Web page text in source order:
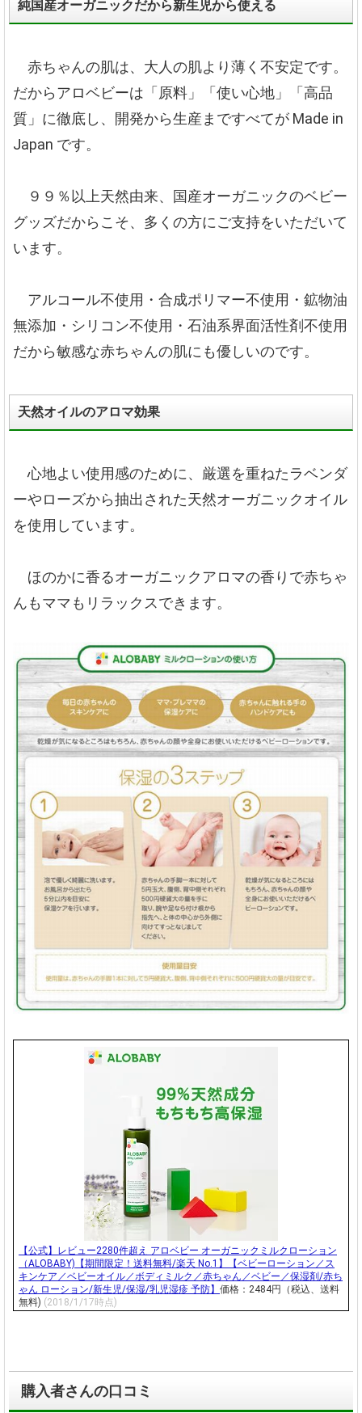
純国産オーガニックだから新生児から使える
赤ちゃんの肌は、大人の肌より薄く不安定です。
だからアロベビーは「原料」「使い心地」「高品
質」に徹底し、開発から生産まですべてが Made in
Japan です。
９９％以上天然由来、国産オーガニックのベビー
グッズだからこそ、多くの方にご支持をいただいて
います。
アルコール不使用・合成ポリマー不使用・鉱物油
無添加・シリコン不使用・石油系界面活性剤不使用
だから敏感な赤ちゃんの肌にも優しいのです。
天然オイルのアロマ効果
心地よい使用感のために、厳選を重ねたラベンダ
ーやローズから抽出された天然オーガニックオイル
を使用しています。
ほのかに香るオーガニックアロマの香りで赤ちゃ
んもママもリラックスできます。
【公式】レビュー2280件超え アロベビー オーガニックミルクローション
（ALOBABY)【期間限定！送料無料/楽天 No.1】【ベビーローション／ス
キンケア／ベビーオイル／ボディミルク／赤ちゃん／ベビー／保湿剤/赤ち
ゃん ローション/新生児/保湿/乳児湿疹 予防】 価格：2484円（税込、送料
無料) (2018/1/17時点)
購入者さんの口コミ